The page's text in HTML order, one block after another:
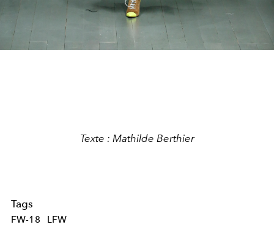
Texte : Mathilde Berthier
Tags
FW-18 LFW